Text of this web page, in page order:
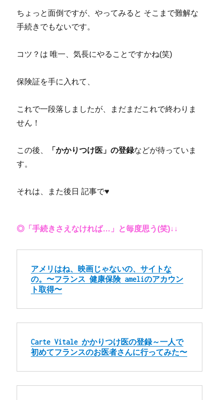
ちょっと面倒ですが、やってみると そこまで難解な
手続きでもないです。
コツ？は 唯一、気長にやることですかね(笑)
保険証を手に入れて、
これで一段落しましたが、まだまだこれで終わりま
せん！
この後、 「かかりつけ医」の登録などが待っていま
す。
それは、また後日 記事で♥️
◎「手続きさえなければ…」と毎度思う(笑)↓↓
アメリはね、映画じゃないの、サイトな
の。〜フランス 健康保険 ameliのアカウン
ト取得〜
Carte Vitale かかりつけ医の登録～一人で
初めてフランスのお医者さんに行ってみた〜